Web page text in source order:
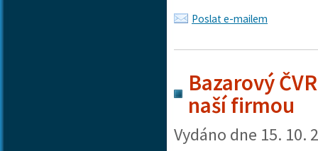
Poslat e-mailem
Bazarový
naší firmou
Vydáno dne 15. 10.